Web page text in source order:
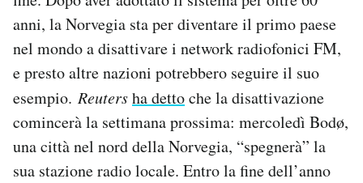
Hai bisogno di aiuto?
Esci
anni, la Norvegia sta per diventare il primo paese
nel mondo a disattivare i network radiofonici FM,
e presto altre nazioni potrebbero seguire il suo
esempio. Reutersha dettoche la disattivazione
comincerà la settimana prossima: mercoledì Bodø,
una città nel nord della Norvegia, “spegnerà” la
sua stazione radio locale. Entro la fine dell’anno